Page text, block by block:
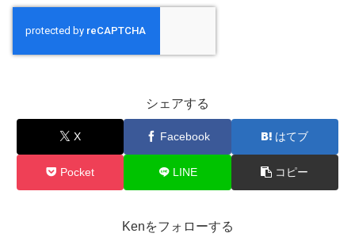
シェアする
X Facebook はてブ
Pocket LINE コピー
Kenをフォローする